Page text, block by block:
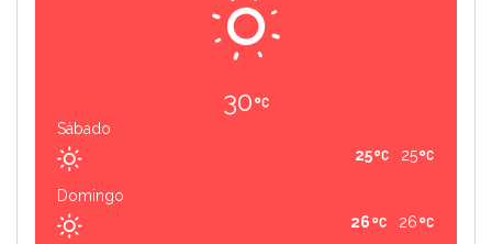
30
Sábado
25
25
Domingo
26
26